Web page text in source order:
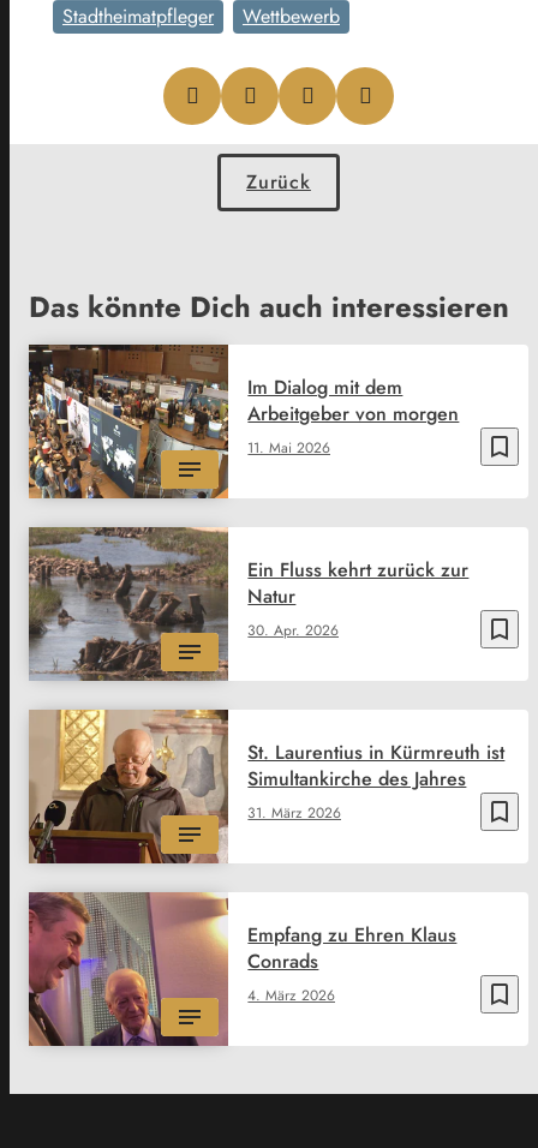
Stadtheimatpfleger
Wettbewerb
Zurück
Das könnte Dich auch interessieren
bookmark_border
11. Mai 2026
Im Dialog mit dem
Arbeitgeber von morgen
bookmark_border
30. Apr. 2026
Ein Fluss kehrt zurück zur
Natur
bookmark_border
31. März 2026
St. Laurentius in Kürmreuth ist
Simultankirche des Jahres
bookmark_border
4. März 2026
Empfang zu Ehren Klaus
Conrads